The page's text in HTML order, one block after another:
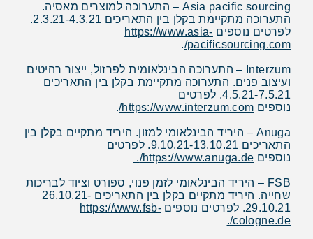
Asia pacific sourcing – התערוכה למוצרים מאסיה.
התערוכה מתקיימת בקלן בין התאריכים 2.3.21-4.3.21.
לפרטים נוספים https://www.asia-
pacificsourcing.com/
.
Interzum – התערוכה הבינלאומית לפרזול, ייצור רהיטים
ועיצוב פנים. התערוכה מתקיימת בקלן בין התאריכים
4.5.21-7.5.21. לפרטים
נוספים https://www.interzum.com/
.
Anuga – היריד הבינלאומי למזון. היריד מתקיים בקלן בין
התאריכים 9.10.21-13.10.21. לפרטים
נוספים https://www.anuga.de/
.
FSB – היריד הבינלאומי לזמן פנוי, ספורט וציוד לבריכות
שחייה. היריד מתקיים בקלן בין התאריכים 26.10.21-
29.10.21. לפרטים נוספים
https://www.fsb-
cologne.de/
.